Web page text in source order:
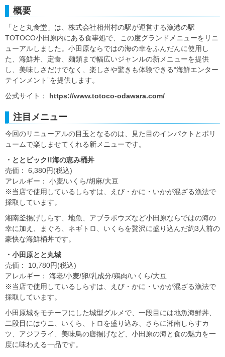
概要
「とと丸食堂」は、株式会社相州村の駅が運営する漁港の駅
TOTOCO小田原内にある食事処で、この度グランドメニューをリニ
ューアルしました。小田原ならではの海の幸をふんだんに使用し
た、海鮮丼、定食、麺類まで幅広いジャンルの新メニューを提供
し、美味しさだけでなく、楽しさや驚きも体験できる“海鮮エンター
テインメント”を提供します。
公式サイト： https://www.totoco-odawara.com/
注目メニュー
今回のリニューアルの目玉となるのは、見た目のインパクトとボリ
ュームで楽しませてくれる新メニューです。
・ととビック!!海の恵み桶丼
売価： 6,380円(税込)
アレルギー： 小麦/いくら/胡麻/大豆
※当店で使用しているしらすは、えび・かに・いかが混ざる漁法で
採取しています。
湘南釜揚げしらす、地魚、アブラボウズなど小田原ならではの海の
幸に加え、まぐろ、ネギトロ、いくらを贅沢に盛り込んだ約3人前の
豪快な海鮮桶丼です。
・小田原とと丸城
売価： 10,780円(税込)
アレルギー： 海老/小麦/卵/乳成分/鶏肉/いくら/大豆
※当店で使用しているしらすは、えび・かに・いかが混ざる漁法で
採取しています。
小田原城をモチーフにした城型グルメで、一段目には地魚海鮮丼、
二段目にはウニ、いくら、トロを盛り込み、さらに湘南しらすカ
ツ、アジフライ、美味鳥の唐揚げなど、小田原の海と食の魅力を一
度に味わえる一品です。